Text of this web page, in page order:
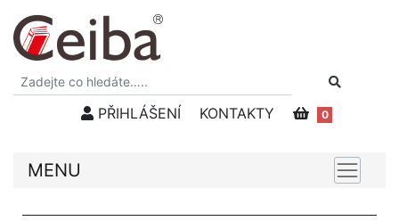
PŘIHLÁŠENÍ KONTAKTY 0
MENU